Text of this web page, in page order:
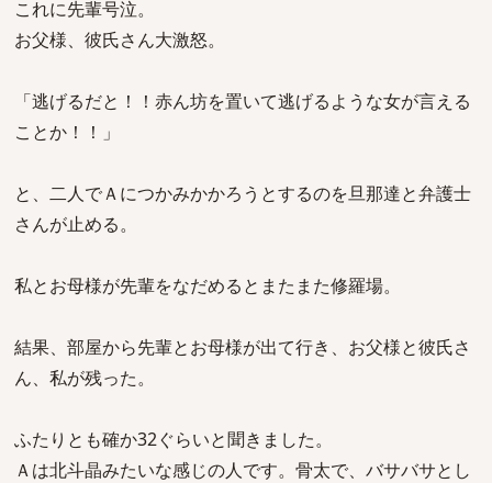
これに先輩号泣。
お父様、彼氏さん大激怒。
「逃げるだと！！赤ん坊を置いて逃げるような女が言える
ことか！！」
と、二人でＡにつかみかかろうとするのを旦那達と弁護士
さんが止める。
私とお母様が先輩をなだめるとまたまた修羅場。
結果、部屋から先輩とお母様が出て行き、お父様と彼氏さ
ん、私が残った。
ふたりとも確か32ぐらいと聞きました。
Ａは北斗晶みたいな感じの人です。骨太で、バサバサとし